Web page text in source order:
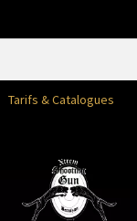
Tarifs & Catalogues